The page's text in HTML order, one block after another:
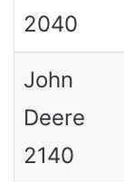
2040
John
Deere
2140